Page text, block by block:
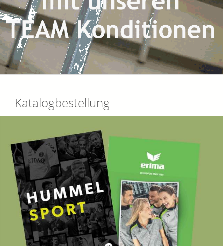
Katalogbestellung